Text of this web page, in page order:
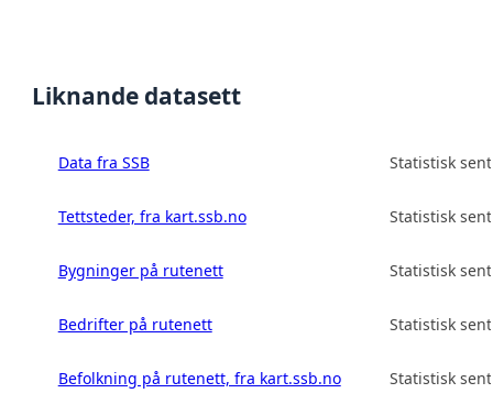
Liknande datasett
Data fra SSB Statistisk
Tettsteder, fra kart.ssb.no Statistisk
Bygninger på rutenett Statistisk
Bedrifter på rutenett Statistisk
Befolkning på rutenett, fra kart.ssb.no Statistisk